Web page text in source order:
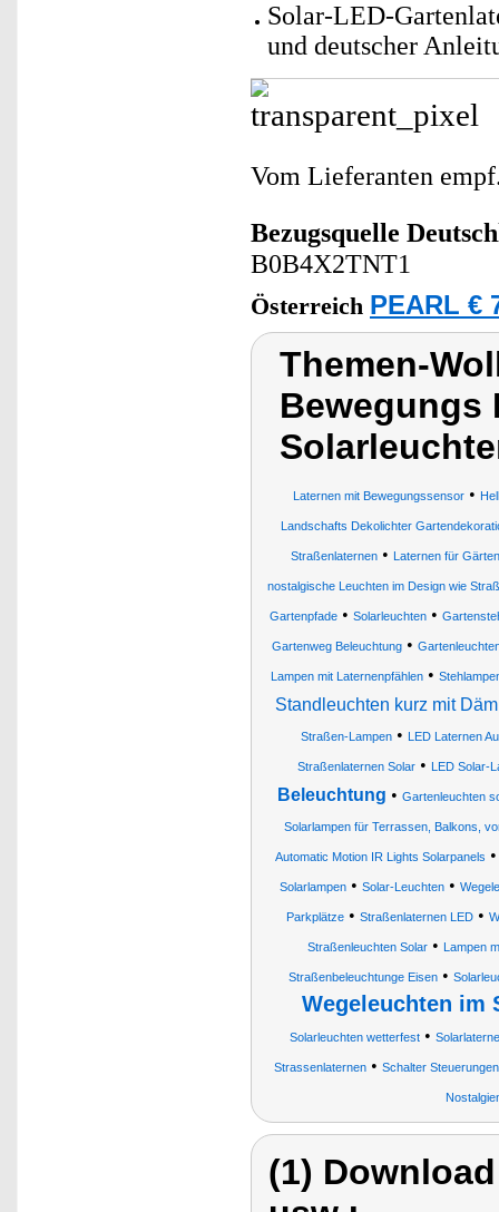
Solar-LED-
und deutscher
Vom Lieferanten
Bezugsquelle
B0B4X2TNT1
Österreich PEARL €
Themen-
Bewegungs
Laternen mit Bewegungssensor •
Landschafts Dekolichter
Straßenlaternen• Laternen für
nostalgische Leuchten im Design wie
Gartenpfade• Solarleuchten•
Gartenweg Beleuchtung•
Lampen mit Laternenpfählen •
Standleuchten kurz mit
Straßen-Lampen• LED Laternen
Straßenlaternen Solar• LED Solar-
Beleuchtung • Gartenleuchten
Solarlampen für Terrassen, Balkons,
Automatic Motion IR Lights Solarpanels
Solarlampen • Solar-Leuchten •
Parkplätze• Straßenlaternen LED•
Straßenleuchten Solar• Lampen
Straßenbeleuchtunge Eisen •
Wegeleuchten im
Solarleuchten wetterfest •
Strassenlaternen • Schalter
(1)